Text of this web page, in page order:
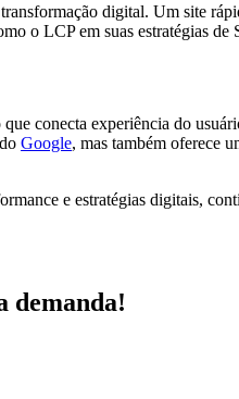
digital. Um site
o LCP em suas estratégias
conecta experiência do
Google, mas também oferece
e estratégias digitais,
demanda!